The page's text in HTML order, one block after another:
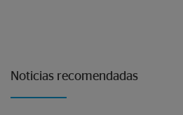
Noticias recomendadas